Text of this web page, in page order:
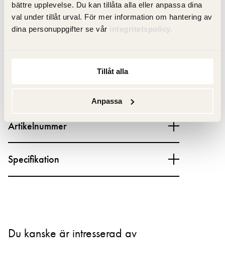
bättre upplevelse. Du kan tillåta alla eller anpassa dina
val under tillåt urval. För mer information om hantering av
dina personuppgifter se vår integritetspolicy.
Tillåt alla
Anpassa
Produktfakta
Artikelnummer
Specifikation
Du kanske är intresserad av